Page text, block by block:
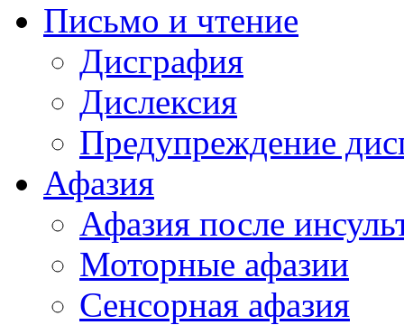
Письмо и чтение
Дисграфия
Дислексия
Предупреждение
Афазия
Афазия после
Моторные афазии
Сенсорная афазия